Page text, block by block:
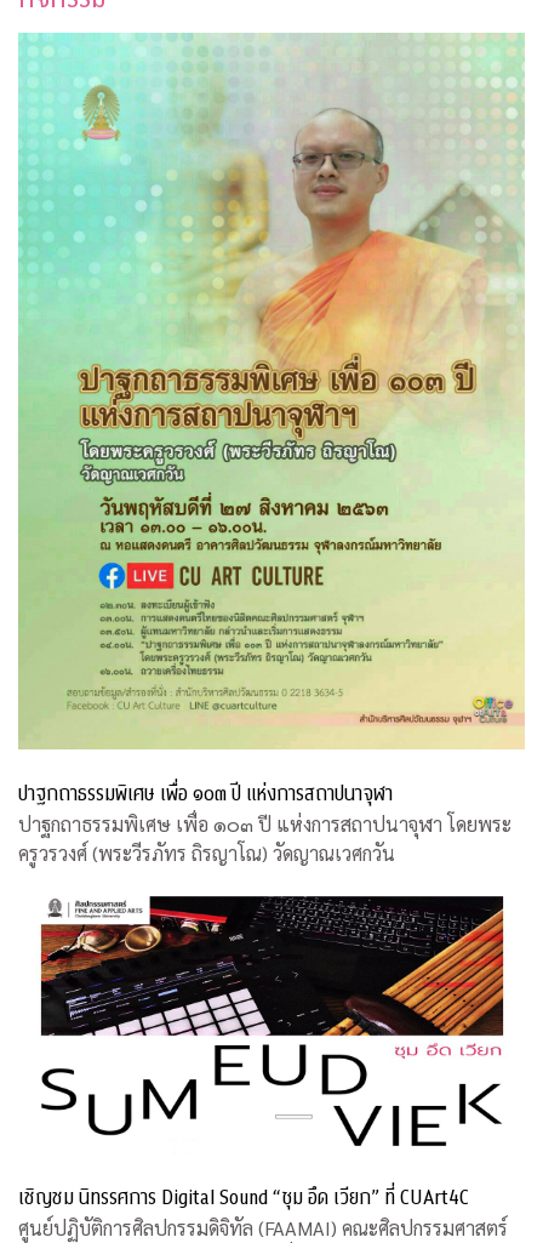
ปาฐกถาธรรมพิเศษ เพื่อ ๑๐๓ ปี แห่งการสถาปนาจุฬา
ปาฐกถาธรรมพิเศษ เพื่อ ๑๐๓ ปี แห่งการสถาปนาจุฬา โดยพระ
ครูวรวงศ์ (พระวีรภัทร ถิรญาโณ) วัดญาณเวศกวัน
เชิญชม นิทรรศการ Digital Sound “ซุม อึด เวียก” ที่ CUArt4C
ศูนย์ปฏิบัติการศิลปกรรมดิจิทัล (FAAMAI) คณะศิลปกรรมศาสตร์